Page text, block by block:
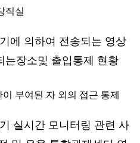
직실
에 의하여 전송되는 영상
는장소및 출입통제 현황
부여된 자 외의 접근 통제
실시간 모니터링 관련 사